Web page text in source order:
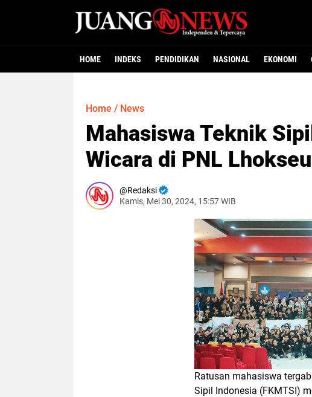
HOME INDEKS PENDIDIKAN NASIONAL EKONOMI
Home / News
Mahasiswa Teknik
Wicara di PNL
Redaksi
Kamis, Mei 30, 2024, 15:57 WIB
Ratusan mahasiswa
Sipil Indonesia (FKMTSI)